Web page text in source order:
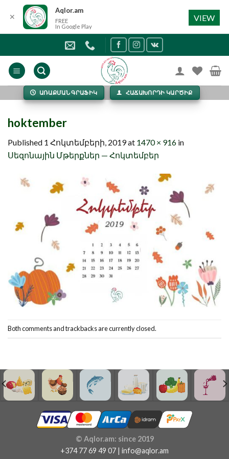
content
ԱՌԱՔՄԱՆ ԳՐԱՖԻԿ ՀԱՃԱԽՈՐԴԻ ԿԱՐԾԻՔ
hoktember
Published 1 Հոկտեմբերի, 2019at 1470 × 916 in
Սեզոնային Մթերքներ — Հոկտեմբեր
Both comments and trackbacks are currently closed.
© Aqlor.am: since 2019
+374 77 69 49 07 | info@aqlor.am
✕
Aqlor.am
FREE
In Google Play
VIEW